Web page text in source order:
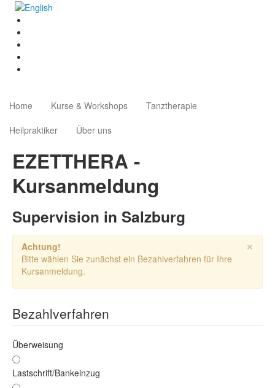
Home Kurse & Workshops
Tanztherapie
Heilpraktiker
Über uns
EZETTHERA -
Kursanmeldung
Supervision in Salzburg
×
Achtung!
Bitte wählen Sie zunächst ein Bezahlverfahren für Ihre
Kursanmeldung.
Bezahlverfahren
Überweisung
Lastschrift/Bankeinzug